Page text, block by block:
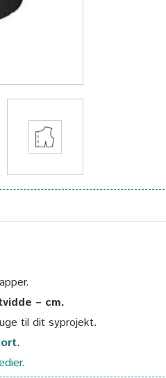
– cm.
til dit syprojekt.
.